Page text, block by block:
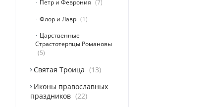
Петр и Феврония
7
Флор и Лавр
1
Царственные
Страстотерпцы Романовы
5
Святая Троица
13
Иконы православных
праздников
22